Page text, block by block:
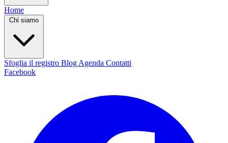
Home
Chi siamo
Sfoglia il registro Blog Agenda Contatti
Facebook